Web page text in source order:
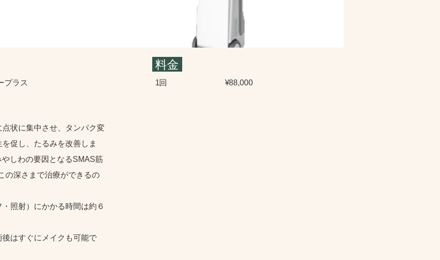
料金
プラス 1回 ¥88,000
状に集中させ、タンパク変
促し、たるみを改善しま
しわの要因となるSMAS筋
の深さまで治療ができるの
照射）にかかる時間は約６
はすぐにメイクも可能で